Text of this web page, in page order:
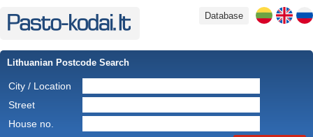
Database
Lithuanian Postcode Search
City / Location
Street
House no.